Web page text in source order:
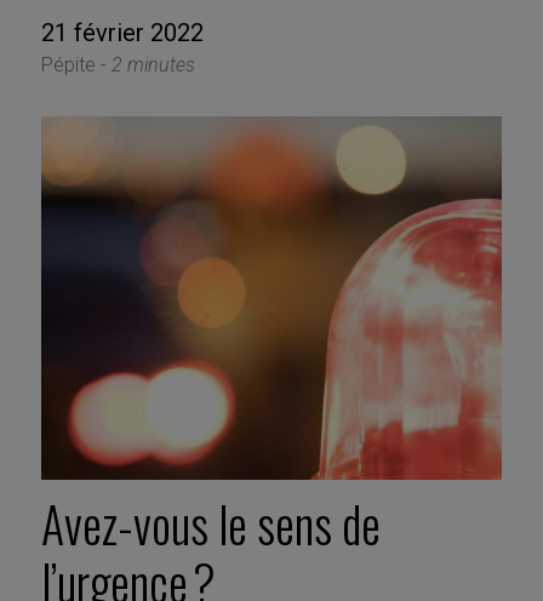
21 février 2022
Pépite - 2 minutes
Avez-vous le sens de
l’urgence ?